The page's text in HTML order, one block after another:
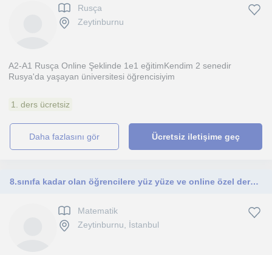
Rusça
Zeytinburnu
A2-A1 Rusça Online Şeklinde 1e1 eğitimKendim 2 senedir
Rusya'da yaşayan üniversitesi öğrencisiyim
1. ders ücretsiz
daha fazlasını gör Ücretsiz iletişime geç
8.sınıfa kadar olan öğrencilere yüz yüze ve online özel ders, koçluk
Matematik
Zeytinburnu, İstanbul